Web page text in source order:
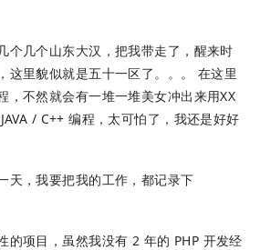
个几个山东大汉，把我带走了，醒来时
这里貌似就是五十一区了。。。 在这里
，不然就会有一堆一堆美女冲出来用XX
/ C++ 编程，太可怕了，我还是好好
天，我要把我的工作，都记录下
的项目，虽然我没有 2 年的 PHP 开发经